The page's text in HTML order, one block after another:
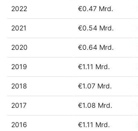
2022 €0.47 Mrd.
2021 €0.54 Mrd.
2020 €0.64 Mrd.
2019 €1.11 Mrd.
2018 €1.07 Mrd.
2017 €1.08 Mrd.
2016 €1.11 Mrd.